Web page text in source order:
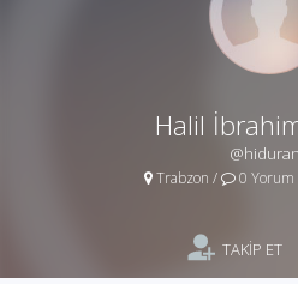
Halil
Trabzon / 0
TAKİP ET